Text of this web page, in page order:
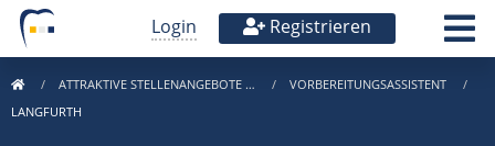
Login Registrieren
ATTRAKTIVE STELLENANGEBOTE …
VORBEREITUNGSASSISTENT
LANGFURTH